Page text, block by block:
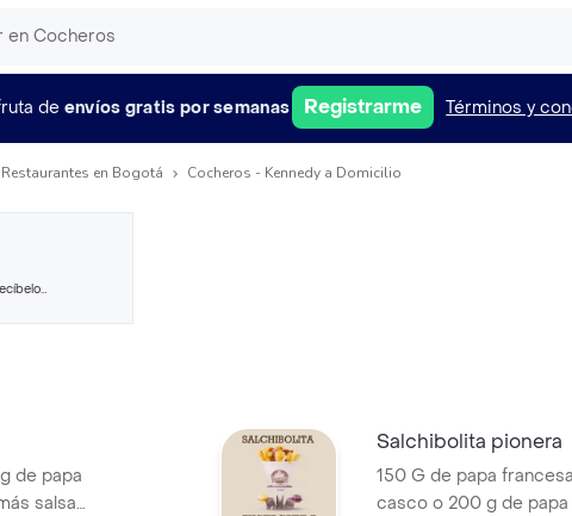
de envíos gratis por semanas Registrarme Términos y
Restaurantes en Bogotá Cocheros - Kennedy a Domicilio
de papa
salsa
Salchibolita pionera
150 G de papa
casco o 200 g de papa